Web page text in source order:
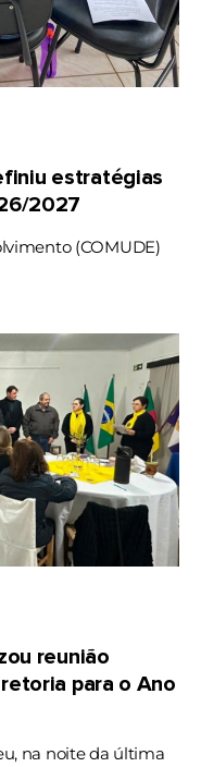
estratégias
2027
(COMUDE)
reunião
para o Ano
na noite da última